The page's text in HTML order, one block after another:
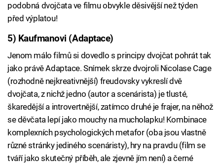
podobná dvojčata ve filmu obvykle děsivější než týden
před výplatou!
5) Kaufmanovi (Adaptace)
Jenom málo filmů si dovedlo s principy dvojčat pohrát tak
jako právě Adaptace. Snímek skrze dvojroli Nicolase Cage
(rozhodně nejkreativnější) freudovsky vykreslí dvě
dvojčata, z nichž jedno (autor a scenárista) je tlusté,
škaredější a introvertnější, zatímco druhé je frajer, na něhož
se děvčata lepí jako mouchy na mucholapku! Kombinace
komplexních psychologických metafor (oba jsou vlastně
různé stránky jediného scenáristy), hry na pravdu (film se
tváří jako skutečný příběh, ale zjevně jím není) a černé